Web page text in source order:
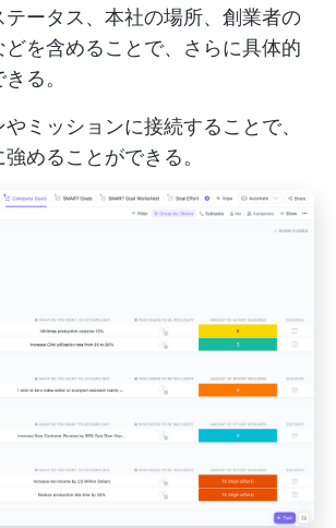
テータス、本社の場所、創業者の
どを含めることで、さらに具体的
る。
ミッションに接続することで、
めることができる。